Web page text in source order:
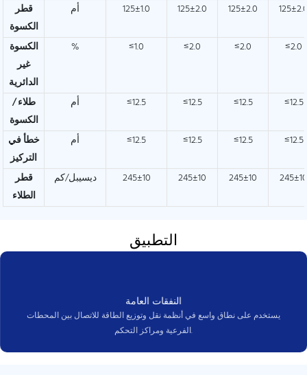
قطر
الكسوة
أم 125±1.0 125±2.0 125±2.0
الكسوة
غير
الدائرية
% ≤1.0 ≤2.0 ≤2.0 ≤2.0
طلاء /
الكسوة
أم ≤12.5 ≤12.5 ≤12.5 ≤12.5
خطأ في
التركيز
أم ≤12.5 ≤12.5 ≤12.5 ≤12.5
قطر
الطلاء
ديسيبل/كم 245±10 245±10 245±10
التطبيق
النفقات العامة
يستخدم على نطاق واسع في أنظمة نقل وتوزيع الطاقة للاتصال بين المحطات
الفرعية ومراكز التحكم.